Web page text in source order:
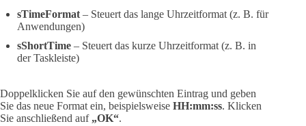
sTimeFormat – Steuert das lange Uhrzeitformat (z. B. für
Anwendungen)
sShortTime – Steuert das kurze Uhrzeitformat (z. B. in
der Taskleiste)
Doppelklicken Sie auf den gewünschten Eintrag und geben
Sie das neue Format ein, beispielsweise HH:mm:ss. Klicken
Sie anschließend auf „OK“.